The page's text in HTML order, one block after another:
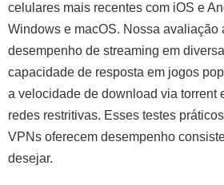
celulares mais recentes com iOS e
Windows e macOS. Nossa avaliação
desempenho de streaming em
capacidade de resposta em jogos
a velocidade de download via torrent
redes restritivas. Esses testes
VPNs oferecem desempenho
desejar.